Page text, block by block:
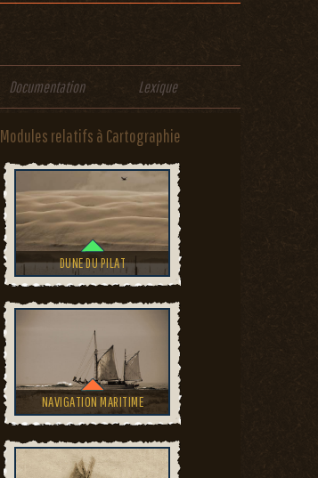
Documentation Lexique
Modules relatifs à Cartographie
DUNE DU PILAT
NAVIGATION MARITIME